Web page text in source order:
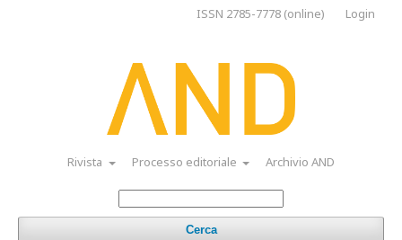
Rivista Processo editoriale Archivio AND
Cerca
ISSN 2785-7778 (online) Login